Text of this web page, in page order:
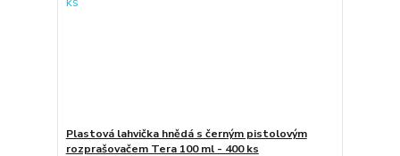
Plastová lahvička hnědá s černým pistolovým
rozprašovačem Tera 100 ml - 400 ks